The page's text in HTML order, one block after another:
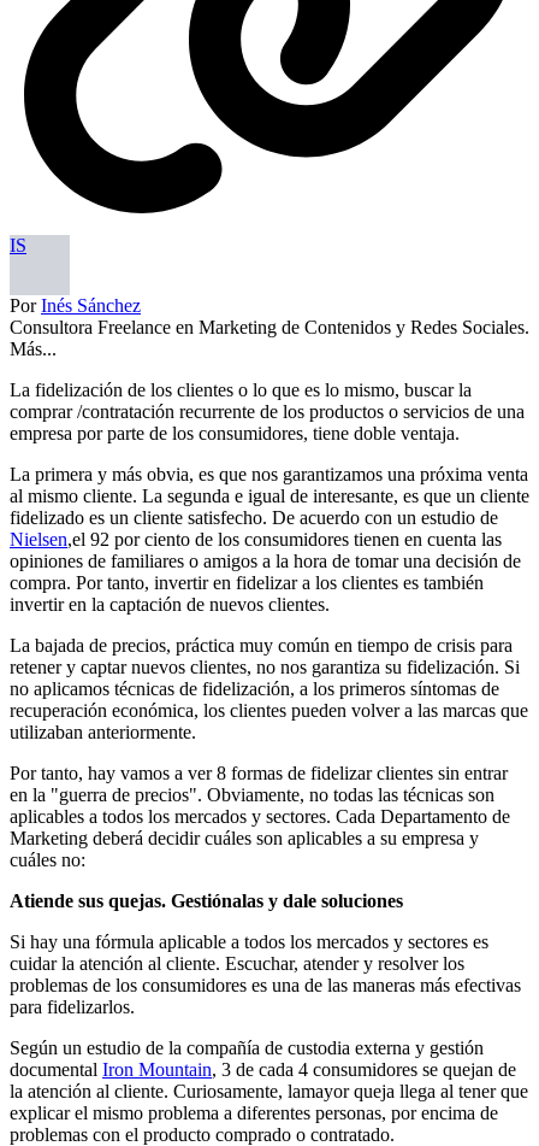
IS
PorInés Sánchez
Consultora Freelance en Marketing de Contenidos y Redes Sociales.
Más...
La fidelización de los clientes o lo que es lo mismo, buscar la
comprar /contratación recurrente de los productos o servicios de una
empresa por parte de los consumidores, tiene doble ventaja.
La primera y más obvia, es que nos garantizamos una próxima venta
al mismo cliente. La segunda e igual de interesante, es que un cliente
fidelizado es un cliente satisfecho. De acuerdo con un estudio de
Nielsen,el 92 por ciento de los consumidores tienen en cuenta las
opiniones de familiares o amigos a la hora de tomar una decisión de
compra. Por tanto, invertir en fidelizar a los clientes es también
invertir en la captación de nuevos clientes.
La bajada de precios, práctica muy común en tiempo de crisis para
retener y captar nuevos clientes, no nos garantiza su fidelización. Si
no aplicamos técnicas de fidelización, a los primeros síntomas de
recuperación económica, los clientes pueden volver a las marcas que
utilizaban anteriormente.
Por tanto, hay vamos a ver 8 formas de fidelizar clientes sin entrar
en la "guerra de precios". Obviamente, no todas las técnicas son
aplicables a todos los mercados y sectores. Cada Departamento de
Marketing deberá decidir cuáles son aplicables a su empresa y
cuáles no:
Atiende sus quejas. Gestiónalas y dale soluciones
Si hay una fórmula aplicable a todos los mercados y sectores es
cuidar la atención al cliente. Escuchar, atender y resolver los
problemas de los consumidores es una de las maneras más efectivas
para fidelizarlos.
Según un estudio de la compañía de custodia externa y gestión
documental Iron Mountain, 3 de cada 4 consumidores se quejan de
la atención al cliente. Curiosamente, lamayor queja llega al tener que
explicar el mismo problema a diferentes personas, por encima de
problemas con el producto comprado o contratado.